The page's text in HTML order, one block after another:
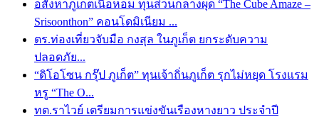
อสังหาภูเก็ตเนื้อหอม ทุนส่วนกลางผุด “The Cube Amaze –
Srisoonthon” คอนโดมิเนียม ...
ตร.ท่องเที่ยวจับมือ กงสุล ในภูเก็ต ยกระดับความ
ปลอดภัย...
“ดิโอโซน กรุ๊ป ภูเก็ต” ทุนเจ้าถิ่นภูเก็ต รุกไม่หยุด โรงแรม
หรู “The O...
ทต.ราไวย์ เตรียมการแข่งขันเรืองหางยาว ประจำปี